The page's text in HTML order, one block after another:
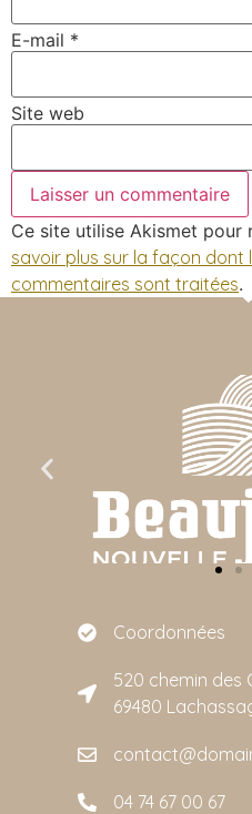
E-mail *
Site web
Ce site utilise Akismet pour
savoir plus sur la façon dont
commentaires sont traitées.
Coordonnées
520 chemin des
69480
04 74 67 00 67